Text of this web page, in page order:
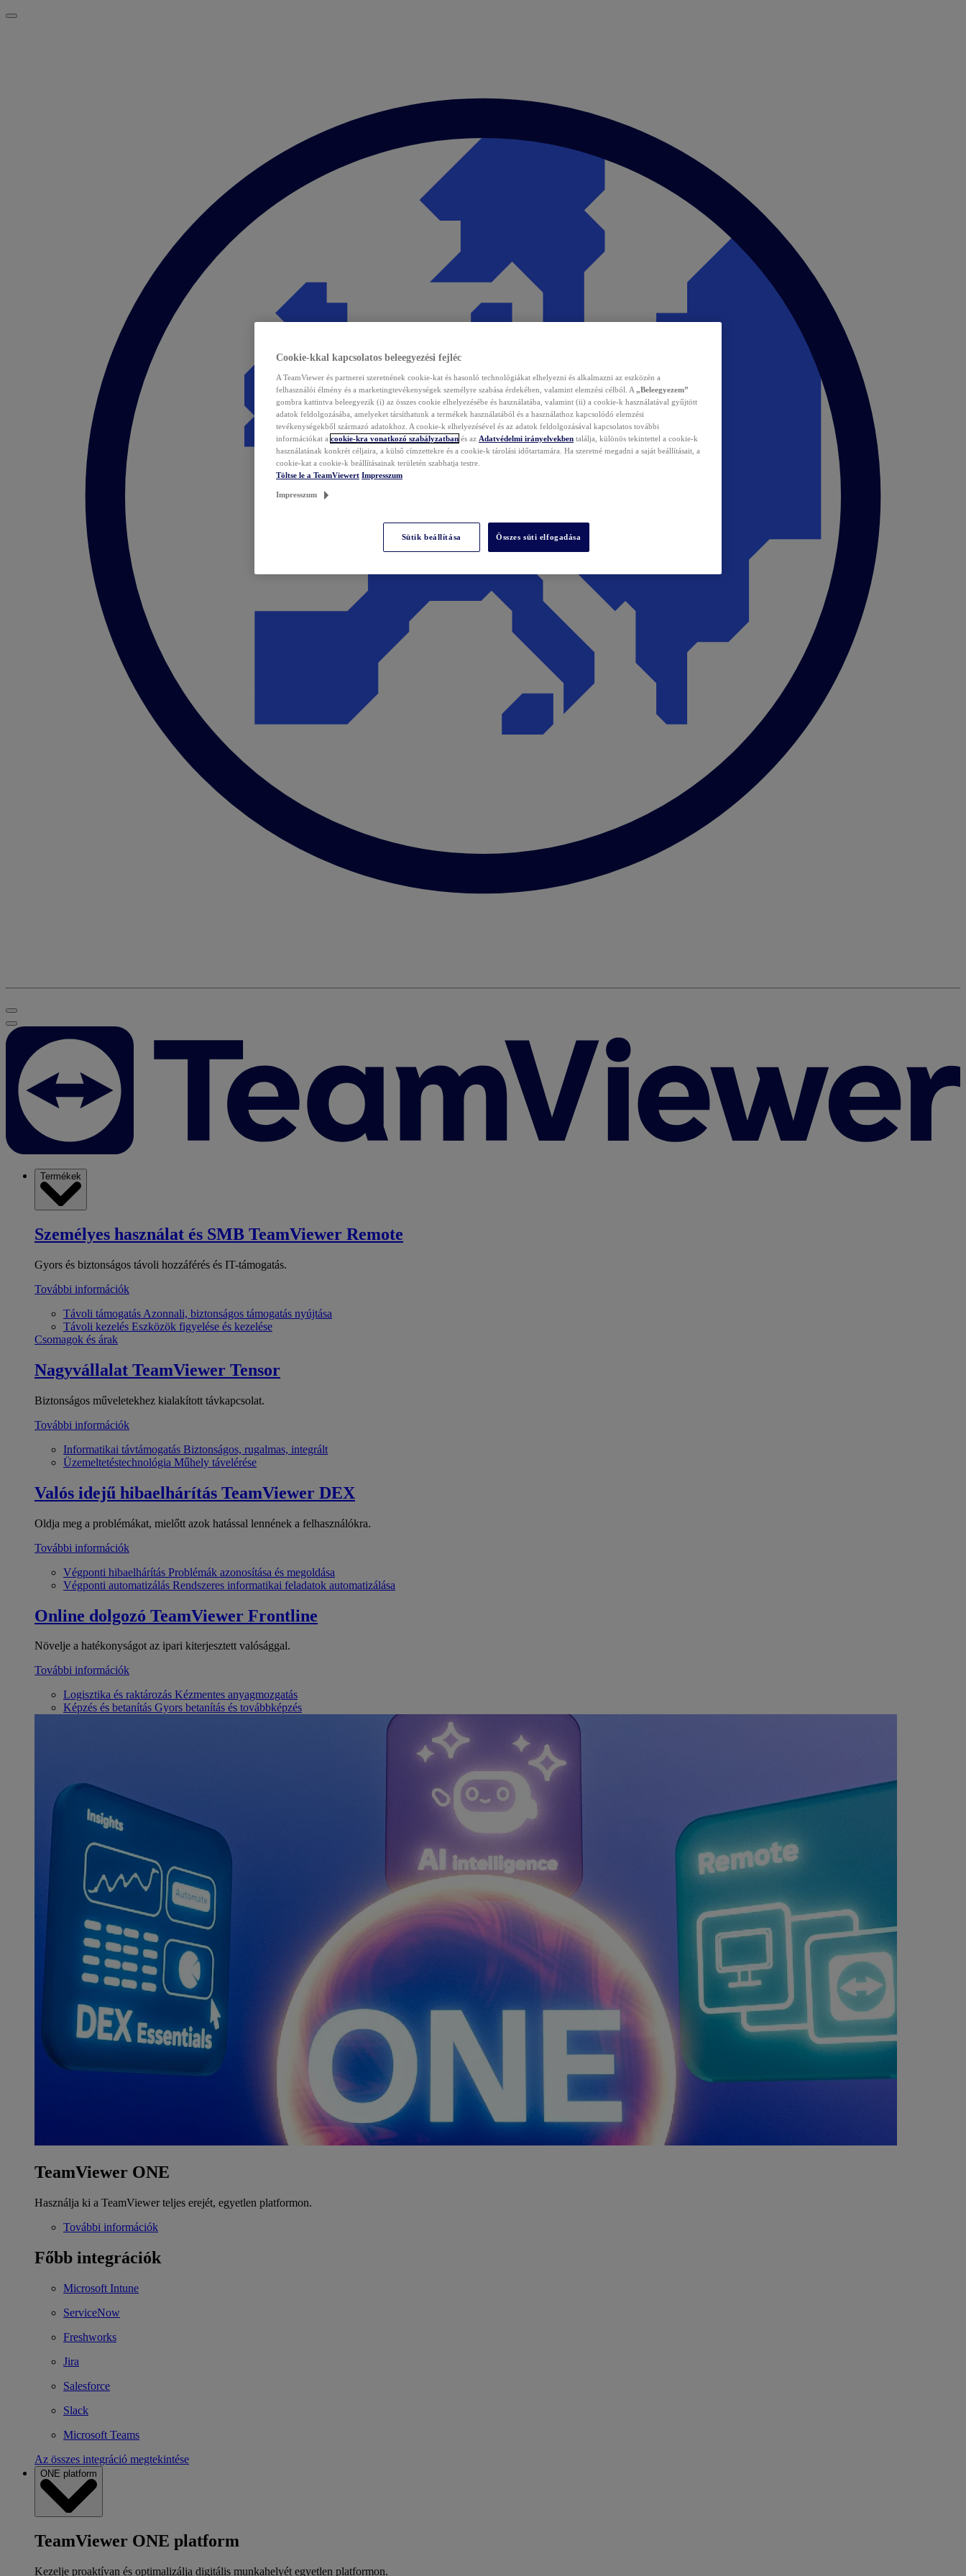
Termékek
Személyes használat és SMB TeamViewer Remote
Gyors és biztonságos távoli hozzáférés és IT-támogatás.
További információk
Távoli támogatás Azonnali, biztonságos támogatás nyújtása
Távoli kezelés Eszközök figyelése és kezelése
Csomagok és árak
Nagyvállalat TeamViewer Tensor
Biztonságos műveletekhez kialakított távkapcsolat.
További információk
Informatikai távtámogatás Biztonságos, rugalmas, integrált
Üzemeltetéstechnológia Műhely távelérése
Valós idejű hibaelhárítás TeamViewer DEX
Oldja meg a problémákat, mielőtt azok hatással lennének a felhasználókra.
További információk
Végponti hibaelhárítás Problémák azonosítása és megoldása
Végponti automatizálás Rendszeres informatikai feladatok automatizálása
Online dolgozó TeamViewer Frontline
Növelje a hatékonyságot az ipari kiterjesztett valósággal.
További információk
Logisztika és raktározás Kézmentes anyagmozgatás
Képzés és betanítás Gyors betanítás és továbbképzés
TeamViewer ONE
Használja ki a TeamViewer teljes erejét, egyetlen platformon.
További információk
Főbb integrációk
Microsoft Intune
ServiceNow
Freshworks
Jira
Salesforce
Slack
Microsoft Teams
Az összes integráció megtekintése
ONE platform
TeamViewer ONE platform
Kezelje proaktívan és optimalizálja digitális munkahelyét egyetlen platformon.
Cookie-kkal kapcsolatos beleegyezési fejléc
A TeamViewer és partnerei szeretnének cookie-kat és hasonló technológiákat elhelyezni és alkalmazni az eszközén a
felhasználói élmény és a marketingtevékenységek személyre szabása érdekében, valamint elemzési célból. A „Beleegyezem”
gombra kattintva beleegyezik (i) az összes cookie elhelyezésébe és használatába, valamint (ii) a cookie-k használatával gyűjtött
adatok feldolgozásába, amelyeket társíthatunk a termékek használatából és a használathoz kapcsolódó elemzési
tevékenységekből származó adatokhoz. A cookie-k elhelyezésével és az adatok feldolgozásával kapcsolatos további
információkat a cookie-kra vonatkozó szabályzatban és az Adatvédelmi irányelvekben találja, különös tekintettel a cookie-k
használatának konkrét céljaira, a külső címzettekre és a cookie-k tárolási időtartamára. Ha szeretné megadni a saját beállításait, a
cookie-kat a cookie-k beállításainak területén szabhatja testre.
Töltse le a TeamViewert Impresszum
Impresszum
Sütik beállítása Összes süti elfogadása